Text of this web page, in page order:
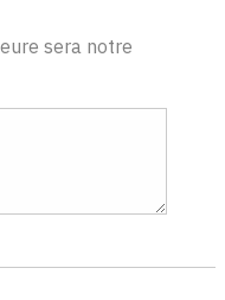
sera notre